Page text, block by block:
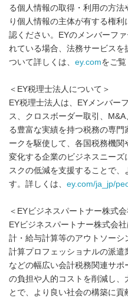
る個人情報の取得・利用の方法
り個人情報の主体が有する権利
認ください。EYのメンバーフ
れている場合、法務サービス
ついて詳しくは、 ey.comをご覧
＜EY税理士法人について＞
EY税理士法人は、EYメンバー
ス、クロスボーダー取引、
る豊富な実績を持つ税務の専
ークを駆使して、各国税務機関
変化する企業のビジネスニーズ
スクの低減を支援することで、
す。詳しくは、 ey.com/ja_jp/
＜EYビジネスパートナー株式
EYビジネスパートナー株式会
計・給与計算等のアウトソー
計算プロフェッショナルの派
などの幅広い会計税務関連サポ
の負担や人的コストを削減し、
とで、より良い社会の構築に貢